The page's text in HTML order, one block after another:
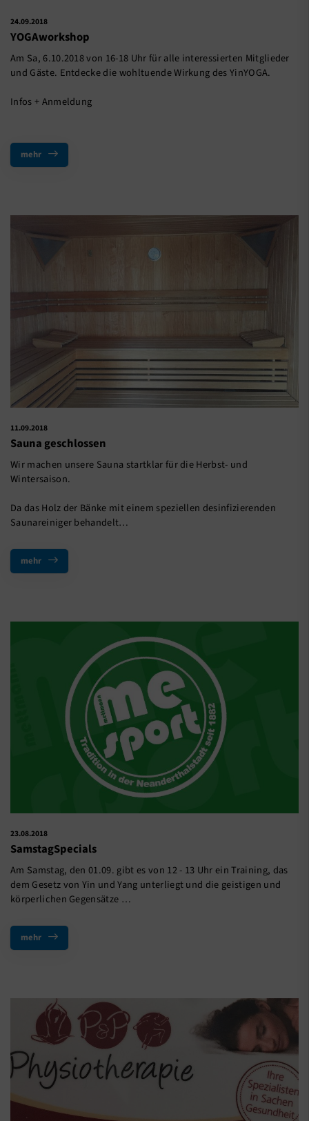
24.09.2018
YOGAworkshop
Am Sa, 6.10.2018 von 16-18 Uhr für alle interessierten Mitglieder
und Gäste. Entdecke die wohltuende Wirkung des YinYOGA.
Infos + Anmeldung
mehr
11.09.2018
Sauna geschlossen
Wir machen unsere Sauna startklar für die Herbst- und
Wintersaison.
Da das Holz der Bänke mit einem speziellen desinfizierenden
Saunareiniger behandelt…
mehr
23.08.2018
SamstagSpecials
Am Samstag, den 01.09. gibt es von 12 - 13 Uhr ein Training, das
dem Gesetz von Yin und Yang unterliegt und die geistigen und
körperlichen Gegensätze …
mehr